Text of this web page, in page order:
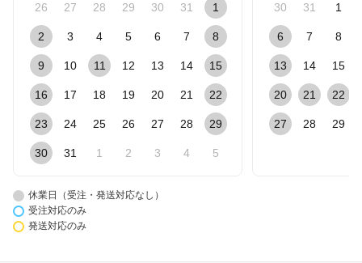
26 27 28 29 30 31 1
2 3 4 5 6 7 8
9 10 11 12 13 14 15
16 17 18 19 20 21 22
23 24 25 26 27 28 29
30 31 1 2 3 4 5
30 31 1
6 7 8
13 14 15
20 21 22
27 28 29
休業日（受注・発送対応なし）
受注対応のみ
発送対応のみ